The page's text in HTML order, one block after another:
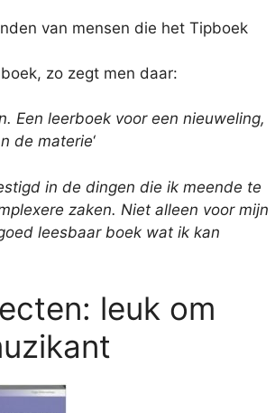
van mensen die het Tipboek
zo zegt men daar:
Een leerboek voor een nieuweling,
de materie‘
in de dingen die ik meende te
zaken. Niet alleen voor mijn
leesbaar boek wat ik kan
leuk om